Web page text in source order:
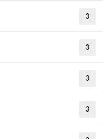
3
3
3
3